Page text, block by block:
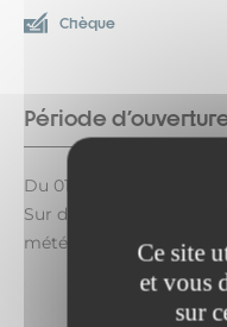
Ce site
et vous
sur
Chèque
Période
Du 01/05 au 30/09/2026
Sur demande. Dates
météorologiques.